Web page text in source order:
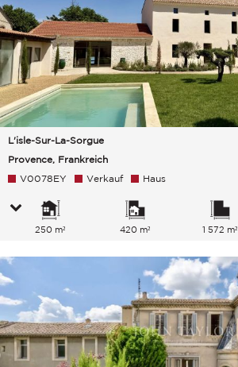
L'isle-Sur-La-Sorgue
Provence, Frankreich
V0078EY Verkauf Haus
250 m² 420 m² 1 572 m²